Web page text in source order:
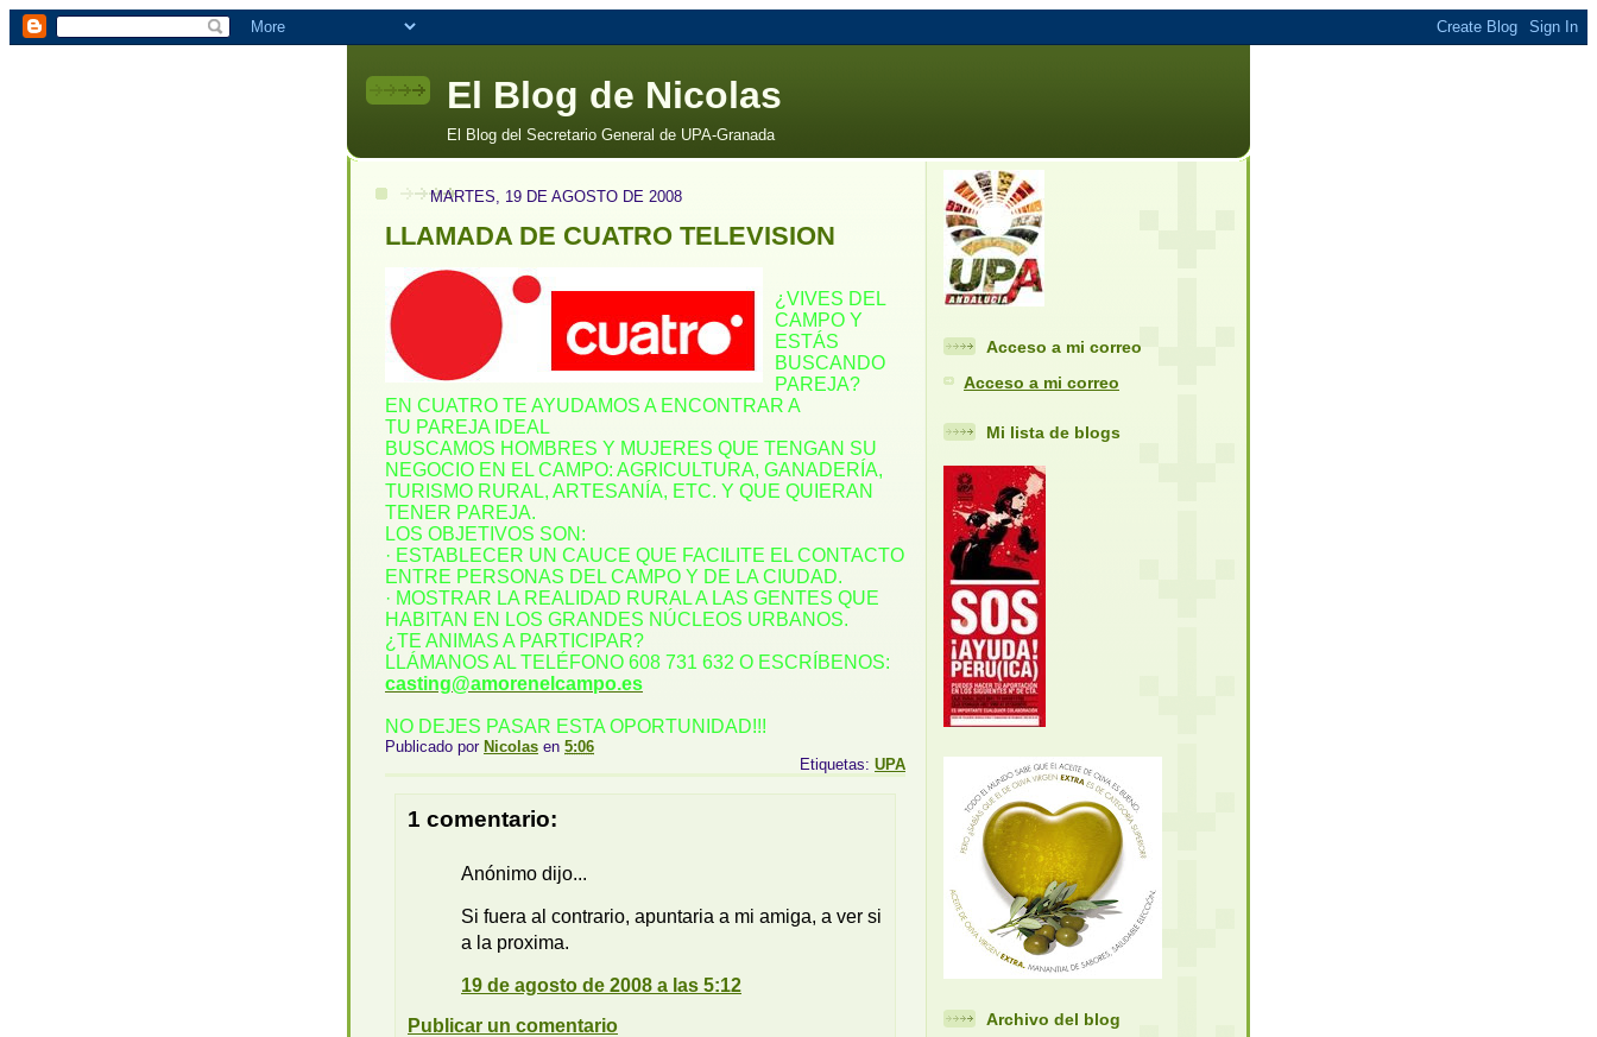
El Blog de Nicolas
El Blog del Secretario General de UPA-Granada
MARTES, 19 DE AGOSTO DE 2008
LLAMADA DE CUATRO TELEVISION
¿VIVES DEL
CAMPO Y
ESTÁS
BUSCANDO
PAREJA?
EN CUATRO TE AYUDAMOS A ENCONTRAR A
TU PAREJA IDEAL
BUSCAMOS HOMBRES Y MUJERES QUE TENGAN SU
NEGOCIO EN EL CAMPO: AGRICULTURA, GANADERÍA,
TURISMO RURAL, ARTESANÍA, ETC. Y QUE QUIERAN
TENER PAREJA.
LOS OBJETIVOS SON:
· ESTABLECER UN CAUCE QUE FACILITE EL CONTACTO
ENTRE PERSONAS DEL CAMPO Y DE LA CIUDAD.
· MOSTRAR LA REALIDAD RURAL A LAS GENTES QUE
HABITAN EN LOS GRANDES NÚCLEOS URBANOS.
¿TE ANIMAS A PARTICIPAR?
LLÁMANOS AL TELÉFONO 608 731 632 O ESCRÍBENOS:
casting@amorenelcampo.es
NO DEJES PASAR ESTA OPORTUNIDAD!!!
Publicado por Nicolas en 5:06
Etiquetas: UPA
1 comentario:
Anónimo dijo...
Si fuera al contrario, apuntaria a mi amiga, a ver si
a la proxima.
19 de agosto de 2008 a las 5:12
Publicar un comentario
Acceso a mi correo
Acceso a mi correo
Mi lista de blogs
Archivo del blog